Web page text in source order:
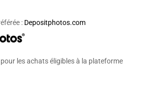
: Depositphotos.com
les achats éligibles à la plateforme